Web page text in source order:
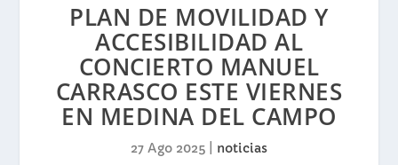
PLAN DE MOVILIDAD Y
ACCESIBILIDAD AL
CONCIERTO MANUEL
CARRASCO ESTE VIERNES
EN MEDINA DEL CAMPO
27 Ago 2025 noticias